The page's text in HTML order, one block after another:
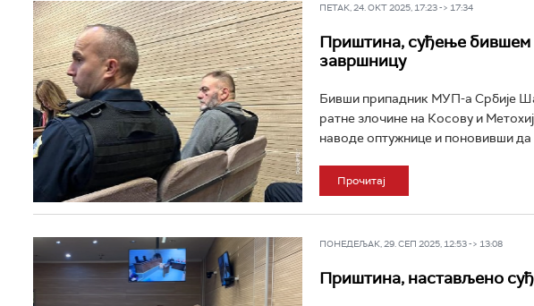
ПЕТАК, 24. ОКТ 2025, 17:23 -> 17:34
Приштина, суђење бившем
завршницу
Бивши припадник МУП-а Србије
ратне злочине на Косову и
наводе оптужнице и поновивши да
Прочитај
ПОНЕДЕЉАК, 29. СЕП 2025, 12:53 -> 13:08
Приштина, настављено